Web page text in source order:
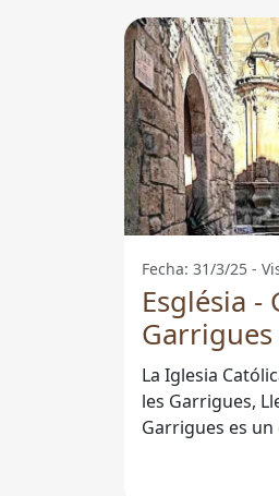
Fecha: 31/3/25 -
Església -
Garrigues
La Iglesia
les Garrigues, Lleida
Garrigues es